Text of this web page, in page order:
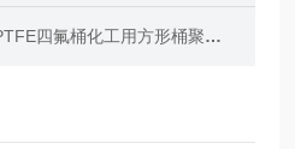
桶化工用方形桶聚四氟乙烯定制厂家